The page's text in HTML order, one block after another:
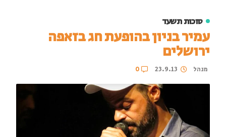
סוכות תשעד
עמיר בניון בהופעת חג בזאפה
ירושלים
מנהל 23.9.13
0